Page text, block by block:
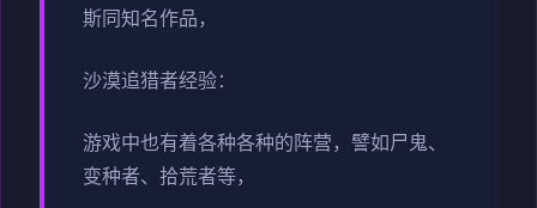
斯同知名作品，
沙漠追猎者经验：
游戏中也有着各种各种的阵营，譬如尸鬼、
变种者、拾荒者等，